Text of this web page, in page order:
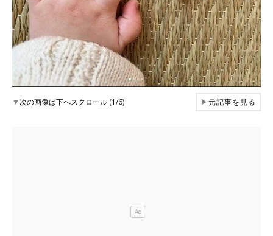
▼次の画像は下へスクロール (1/6) ▶元記事を見る